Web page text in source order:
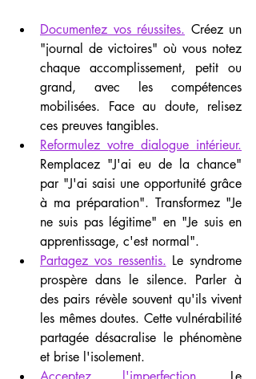
Documentez vos réussites. Créez un
"journal de victoires" où vous notez
chaque accomplissement, petit ou
grand, avec les compétences
mobilisées. Face au doute, relisez
ces preuves tangibles.
Reformulez votre dialogue intérieur.
Remplacez "J'ai eu de la chance"
par "J'ai saisi une opportunité grâce
à ma préparation". Transformez "Je
ne suis pas légitime" en "Je suis en
apprentissage, c'est normal".
Partagez vos ressentis. Le syndrome
prospère dans le silence. Parler à
des pairs révèle souvent qu'ils vivent
les mêmes doutes. Cette vulnérabilité
partagée désacralise le phénomène
et brise l'isolement.